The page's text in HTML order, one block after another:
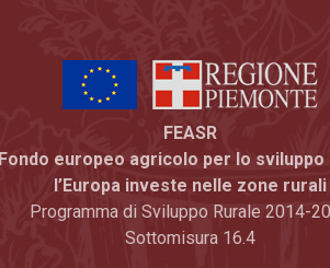
FEASR
Fondo europeo agricolo per lo sviluppo
l’Europa investe nelle zone rurali
Programma di Sviluppo Rurale 2014-
Sottomisura 16.4